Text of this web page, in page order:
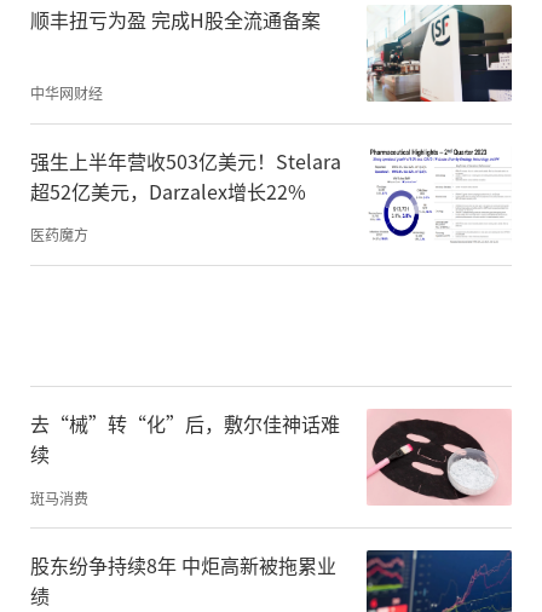
顺丰扭亏为盈 完成H股全流通备案
中华网财经
强生上半年营收503亿美元！Stelara
超52亿美元，Darzalex增长22%
医药魔方
去“械”转“化”后，敷尔佳神话难
续
斑马消费
股东纷争持续8年 中炬高新被拖累业
绩